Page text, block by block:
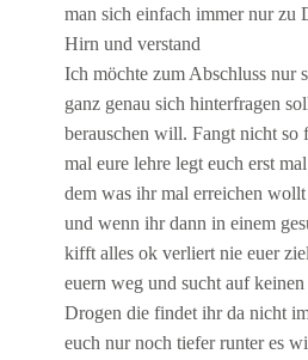
man sich einfach immer nur zu
Hirn und verstand
Ich möchte zum Abschluss nur
ganz genau sich hinterfragen
berauschen will. Fangt nicht so
mal eure lehre legt euch erst
dem was ihr mal erreichen
und wenn ihr dann in einem
kifft alles ok verliert nie euer
euern weg und sucht auf
Drogen die findet ihr da nicht
euch nur noch tiefer runter es